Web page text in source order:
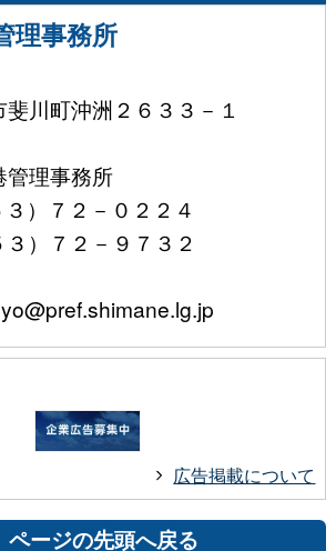
理事務所
川町沖洲２６３３－１
理事務所
）７２－０２２４
）７２－９７３２
広告掲載について
ページの先頭へ戻る